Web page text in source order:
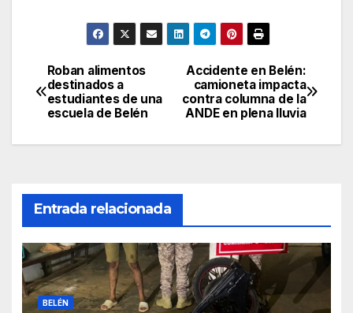
Navegación
de
entradas
Accidente en Belén:
camioneta impacta
contra columna de la
ANDE en plena lluvia
Roban alimentos
destinados a
estudiantes de una
escuela de Belén
Entrada relacionada
BELÉN